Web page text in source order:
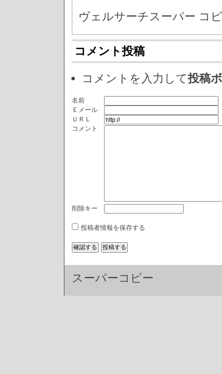
ヴェルサーチスーパー コ
コメント投稿
コメントを入力して投稿
名前
Ｅメール
ＵＲＬ
コメント
削除キー
投稿者情報を保存する
スーパーコピー